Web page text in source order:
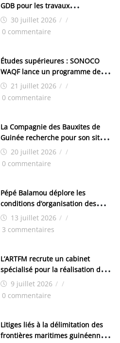
GDB pour les travaux
d’aménagement de la zone
industrielle de FANDJE (PAZIF)
30 juillet 2026 / /
0 commentaire
Études supérieures : SONOCO
WAQF lance un programme de
bourses pour la Malaisie
21 juillet 2026 / /
0 commentaire
La Compagnie des Bauxites de
Guinée recherche pour son site
de Kamsar des techniciens
chimistes (H/F)
20 juillet 2026 / /
0 commentaire
Pépé Balamou déplore les
conditions d’organisation des
examens nationaux : « Si ce sont
les élections, on trouve tous les
13 juillet 2026 / /
3 commentaires
L’ARTFM recrute un cabinet
spécialisé pour la réalisation des
études techniques
9 juillet 2026 / /
0 commentaire
Litiges liés à la délimitation des
frontières maritimes guinéennes: